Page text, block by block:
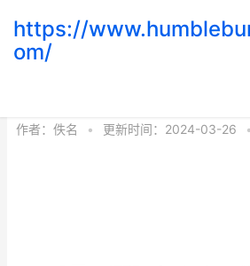
https://
om/
作者： 佚名 • 更新时间：2024-03-26 •